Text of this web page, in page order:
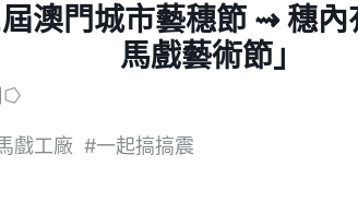
澳門城市藝穗節 ⇝ 穗內
馬戲藝術節」
⭔
戲工廠 #一起搞搞震